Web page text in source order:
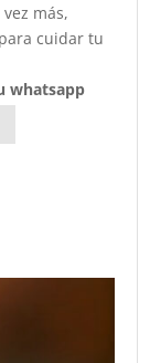
más,
cuidar tu
whatsapp